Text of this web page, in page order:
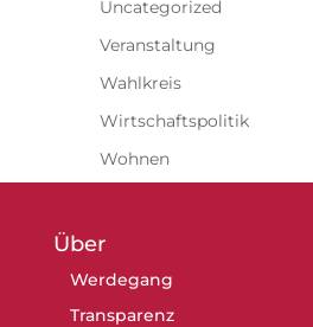
Uncategorized
Veranstaltung
Wahlkreis
Wirtschaftspolitik
Wohnen
Über
Werdegang
Transparenz